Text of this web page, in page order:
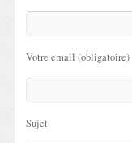
Votre email (obligatoire)
Sujet